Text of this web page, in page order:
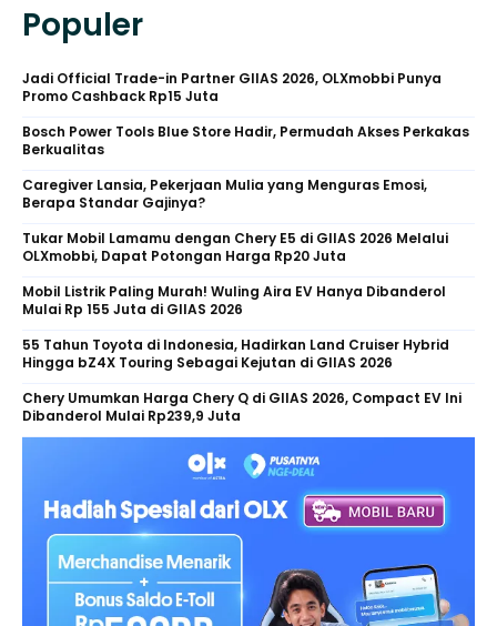
Populer
Jadi Official Trade-in Partner GIIAS 2026, OLXmobbi Punya
Promo Cashback Rp15 Juta
Bosch Power Tools Blue Store Hadir, Permudah Akses Perkakas
Berkualitas
Caregiver Lansia, Pekerjaan Mulia yang Menguras Emosi,
Berapa Standar Gajinya?
Tukar Mobil Lamamu dengan Chery E5 di GIIAS 2026 Melalui
OLXmobbi, Dapat Potongan Harga Rp20 Juta
Mobil Listrik Paling Murah! Wuling Aira EV Hanya Dibanderol
Mulai Rp 155 Juta di GIIAS 2026
55 Tahun Toyota di Indonesia, Hadirkan Land Cruiser Hybrid
Hingga bZ4X Touring Sebagai Kejutan di GIIAS 2026
Chery Umumkan Harga Chery Q di GIIAS 2026, Compact EV Ini
Dibanderol Mulai Rp239,9 Juta